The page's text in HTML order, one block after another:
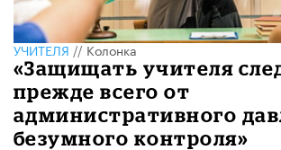
УЧИТЕЛЯ//Колонка
«Защищать учителя
прежде всего от
административного
безумного контроля»